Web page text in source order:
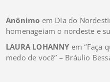
Anônimo em Dia do
homenageiam o nordeste e
LAURA LOHANNY em“Faça
medo de você” – Bráulio